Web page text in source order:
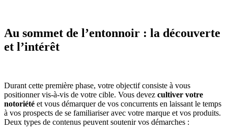
Au sommet de l’entonnoir : la découverte
et l’intérêt
Durant cette première phase, votre objectif consiste à vous
positionner vis-à-vis de votre cible. Vous devez cultiver votre
notoriété et vous démarquer de vos concurrents en laissant le temps
à vos prospects de se familiariser avec votre marque et vos produits.
Deux types de contenus peuvent soutenir vos démarches :